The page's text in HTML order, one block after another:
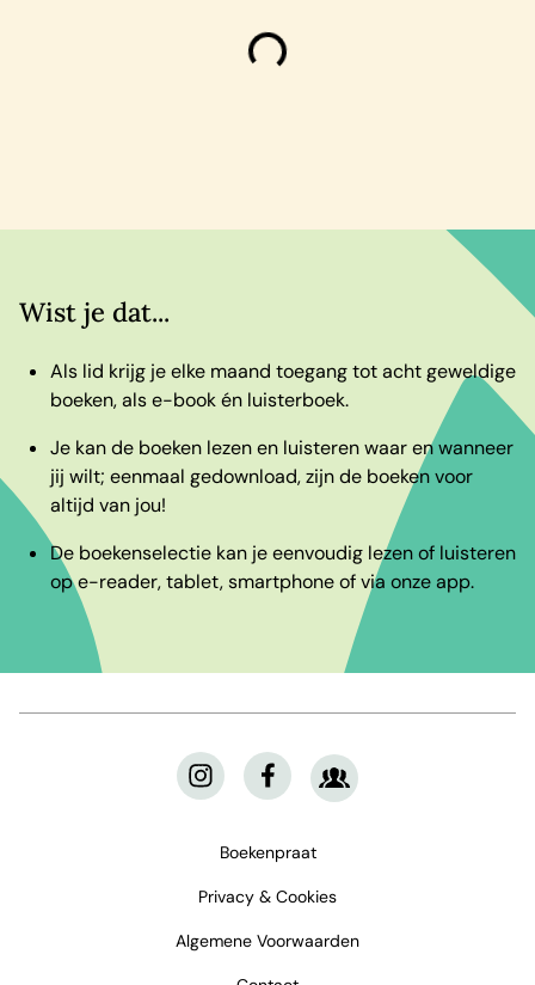
laden
Wist je dat...
Als lid krijg je elke maand toegang tot acht geweldige
boeken, als e-book én luisterboek.
Je kan de boeken lezen en luisteren waar en wanneer
jij wilt; eenmaal gedownload, zijn de boeken voor
altijd van jou!
De boekenselectie kan je eenvoudig lezen of luisteren
op e-reader, tablet, smartphone of via onze app.
Boekenpraat
Privacy & Cookies
Algemene Voorwaarden